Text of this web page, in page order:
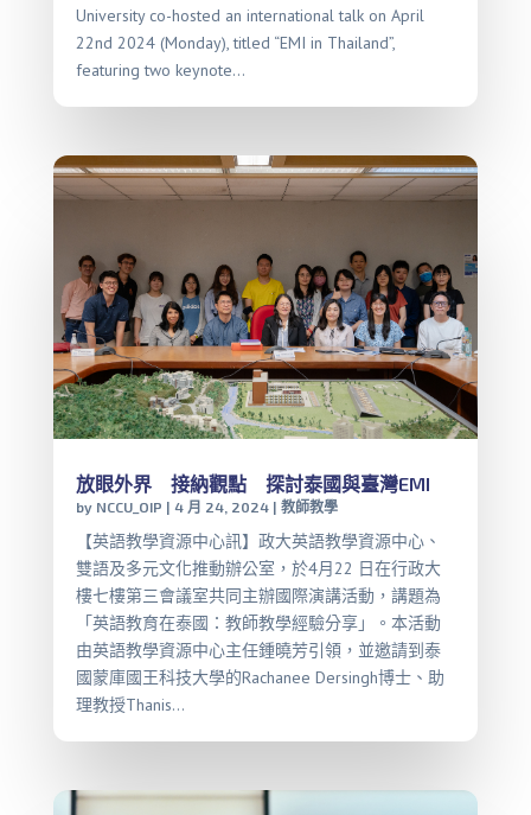
University co-hosted an international talk on April
22nd 2024 (Monday), titled “EMI in Thailand”,
featuring two keynote...
放眼外界 接納觀點 探討泰國與臺灣EMI
by NCCU_OIP | 4 月 24, 2024| 教師教學
【英語教學資源中心訊】政大英語教學資源中心、
雙語及多元文化推動辦公室，於4月22 日在行政大
樓七樓第三會議室共同主辦國際演講活動，講題為
「英語教育在泰國：教師教學經驗分享」。本活動
由英語教學資源中心主任鍾曉芳引領，並邀請到泰
國蒙庫國王科技大學的Rachanee Dersingh博士、助
理教授Thanis...